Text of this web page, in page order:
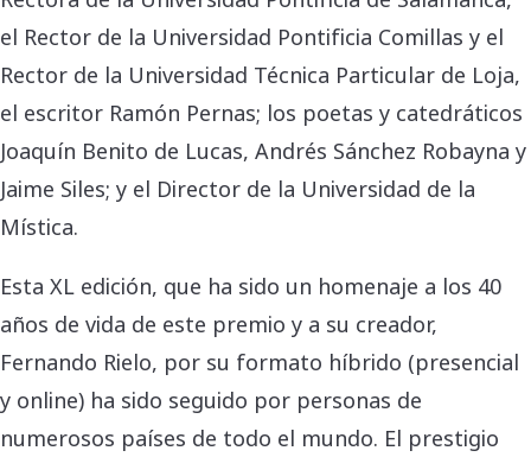
el Rector de la Universidad Pontificia Comillas y el
Rector de la Universidad Técnica Particular de Loja,
el escritor Ramón Pernas; los poetas y catedráticos
Joaquín Benito de Lucas, Andrés Sánchez Robayna y
Jaime Siles; y el Director de la Universidad de la
Mística.
Esta XL edición, que ha sido un homenaje a los 40
años de vida de este premio y a su creador,
Fernando Rielo, por su formato híbrido (presencial
y online) ha sido seguido por personas de
numerosos países de todo el mundo. El prestigio